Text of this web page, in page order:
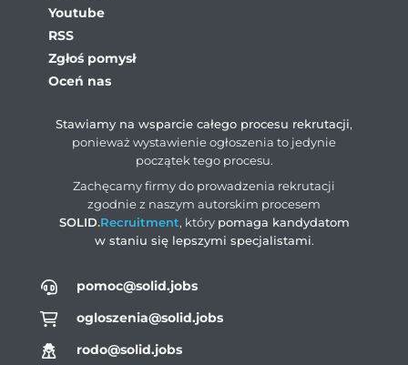
pomoc@solid.jobs
ogloszenia@solid.jobs
rodo@solid.jobs
Youtube
RSS
Zgłoś pomysł
Oceń nas
Stawiamy na wsparcie całego procesu rekrutacji,
ponieważ wystawienie ogłoszenia to jedynie
początek tego procesu.
Zachęcamy firmy do prowadzenia rekrutacji
zgodnie z naszym autorskim procesem
SOLID.Recruitment, który pomaga kandydatom
w staniu się lepszymi specjalistami.